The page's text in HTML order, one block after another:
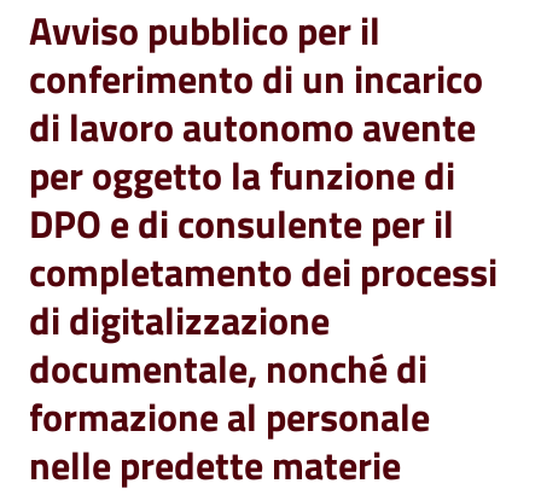
Avviso pubblico per il
conferimento di un incarico
di lavoro autonomo avente
per oggetto la funzione di
DPO e di consulente per il
completamento dei processi
di digitalizzazione
documentale, nonché di
formazione al personale
nelle predette materie